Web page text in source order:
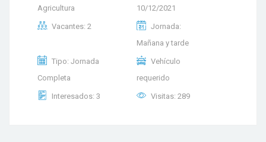
Agricultura
10/12/2021
Vacantes: 2
Jornada:
Mañana y tarde
Tipo: Jornada
Completa
Vehículo
requerido
Interesados: 3 Visitas: 289